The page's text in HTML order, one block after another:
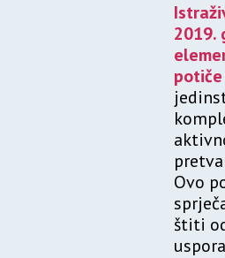
2019.
Ovo
štiti